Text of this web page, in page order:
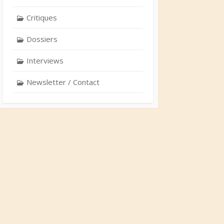
Critiques
Dossiers
Interviews
Newsletter / Contact